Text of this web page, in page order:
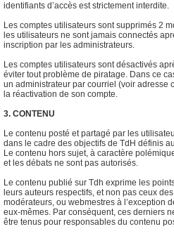
identifiants d’accès est strictement interdite.
Les comptes utilisateurs sont supprimés 2
les utilisateurs ne sont jamais connectés
inscription par les administrateurs.
Les comptes utilisateurs sont désactivés
éviter tout problème de piratage. Dans ce
un administrateur par courriel (voir adresse
la réactivation de son compte.
3. CONTENU
Le contenu posté et partagé par les
dans le cadre des objectifs de TdH définis
Le contenu hors sujet, à caractère
et les débats ne sont pas autorisés.
Le contenu publié sur Tdh exprime les
leurs auteurs respectifs, et non pas ceux
modérateurs, ou webmestres à l’exception
eux-mêmes. Par conséquent, ces derniers
être tenus pour responsables du contenu